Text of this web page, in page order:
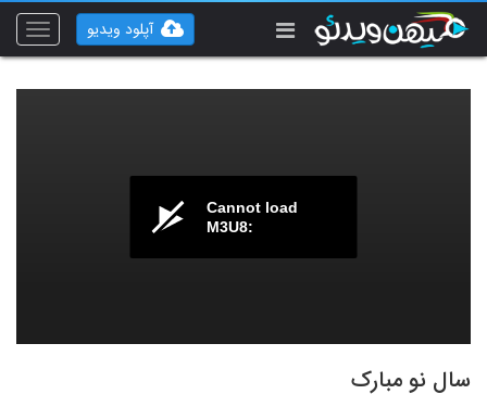
Toggle
آپلود ویدیو
Cannot load
M3U8:
سال نو مبارک